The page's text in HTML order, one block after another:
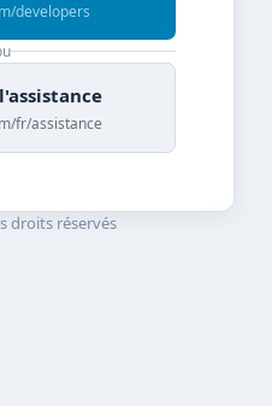
developers
fr/assistance
droits réservés